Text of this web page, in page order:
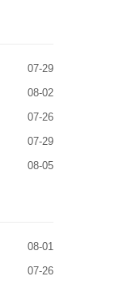
07-29
08-02
07-26
07-29
08-05
08-01
07-26